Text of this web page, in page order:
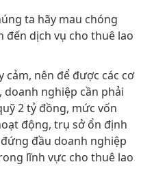
ta hãy mau chóng
đến dịch vụ cho thuê lao
cảm, nên để được các cơ
nghiệp cần phải
2 tỷ đồng, mức vốn
động, trụ sở ổn định
đầu doanh nghiệp
lĩnh vực cho thuê lao